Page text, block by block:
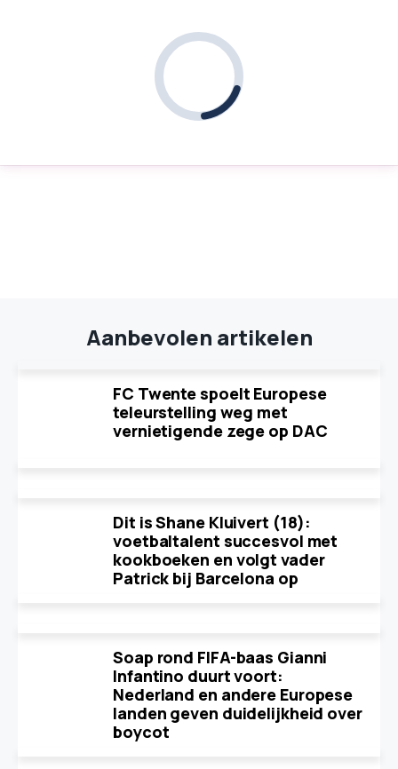
Aanbevolen artikelen
FC Twente spoelt Europese
teleurstelling weg met
vernietigende zege op DAC
Dit is Shane Kluivert (18):
voetbaltalent succesvol met
kookboeken en volgt vader
Patrick bij Barcelona op
Soap rond FIFA-baas Gianni
Infantino duurt voort:
Nederland en andere Europese
landen geven duidelijkheid over
boycot